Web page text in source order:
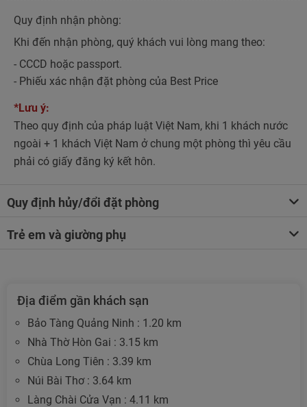
Quy định nhận phòng:
Khi đến nhận phòng, quý khách vui lòng mang theo:
- CCCD hoặc passport.
- Phiếu xác nhận đặt phòng của Best Price
*Lưu ý:
Theo quy định của pháp luật Việt Nam, khi 1 khách nước
ngoài + 1 khách Việt Nam ở chung một phòng thì yêu cầu
phải có giấy đăng ký kết hôn.
Quy định hủy/đổi đặt phòng
Trẻ em và giường phụ
Địa điểm gần khách sạn
Bảo Tàng Quảng Ninh : 1.20 km
Nhà Thờ Hòn Gai : 3.15 km
Chùa Long Tiên : 3.39 km
Núi Bài Thơ : 3.64 km
Làng Chài Cửa Vạn : 4.11 km